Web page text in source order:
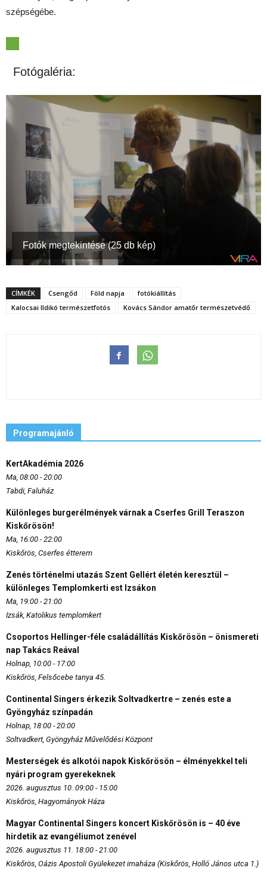
szépségébe.
Fotógaléria:
Fotók megtekintése (25 db kép)
CÍMKÉK Csengőd Föld napja
fotókiállítás
Kalocsai Ildikó természetfotós
Kovács Sándor amatőr természetvédő
Programajánló
KertAkadémia 2026
Ma, 08:00 - 20:00
Tabdi, Faluház
Különleges burgerélmények várnak a Cserfes Grill Teraszon
Kiskőrösön!
Ma, 16:00 - 22:00
Kiskőrös, Cserfes étterem
Zenés történelmi utazás Szent Gellért életén keresztül –
különleges Templomkerti est Izsákon
Ma, 19:00 - 21:00
Izsák, Katolikus templomkert
Csoportos Hellinger-féle családállítás Kiskőrösön – önismereti
nap Takács Reával
Holnap, 10:00 - 17:00
Kiskőrös, Felsőcebe tanya 45.
Continental Singers érkezik Soltvadkertre – zenés este a
Gyöngyház színpadán
Holnap, 18:00 - 20:00
Soltvadkert, Gyöngyház Művelődési Központ
Mesterségek és alkotói napok Kiskőrösön – élményekkel teli
nyári program gyerekeknek
2026. augusztus 10. 09:00 - 15:00
Kiskőrös, Hagyományok Háza
Magyar Continental Singers koncert Kiskőrösön is – 40 éve
hirdetik az evangéliumot zenével
2026. augusztus 11. 18:00 - 21:00
Kiskőrös, Oázis Apostoli Gyülekezet imaháza (Kiskőrös, Holló János utca 1.)